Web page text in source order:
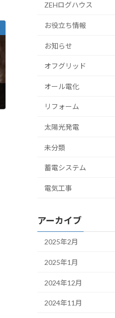
ZEHログハウス
お役立ち情報
お知らせ
オフグリッド
オール電化
リフォーム
太陽光発電
未分類
蓄電システム
電気工事
アーカイブ
2025年2月
2025年1月
2024年12月
2024年11月